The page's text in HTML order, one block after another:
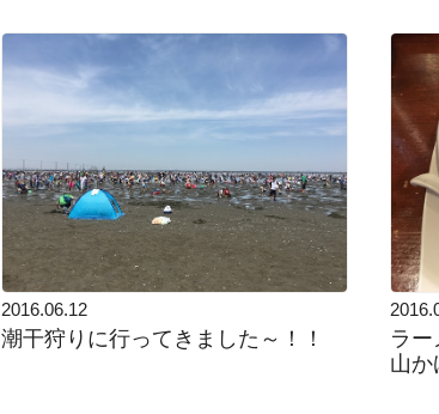
2016.06.12
潮干狩りに行ってきました～！！
ラ
山か